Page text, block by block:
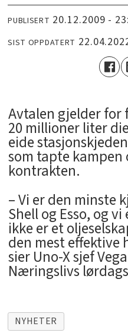
PUBLISERT 20.12.2009 -
SIST OPPDATERT
Avtalen gjelder for
20 millioner liter
eide
som tapte
kontrakten.
– Vi er den minste
Shell og Esso, og
ikke er et
den mest effektive
sier Uno-X sjef
Næringslivs
NYHETER